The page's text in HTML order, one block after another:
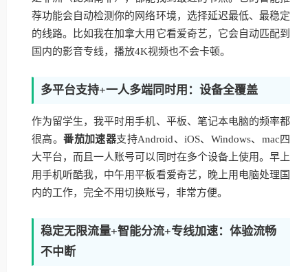
荐功能会自动检测你的网络环境，选择延迟最低、最稳定
的线路。比如我在加拿大用它看爱奇艺，它会自动匹配到
国内的影音专线，播放4K视频也不会卡顿。
多平台支持+一人多端同时用：设备全覆盖
作为留学生，我平时用手机、平板、笔记本电脑的频率都
很高。番茄加速器支持Android、iOS、Windows、mac四
大平台，而且一人账号可以同时在多个设备上使用。早上
用手机听酷我，中午用平板看爱奇艺，晚上用电脑处理国
内的工作，完全不用切换账号，非常方便。
稳定无限流量+智能分流+专线加速：体验流畅
不中断